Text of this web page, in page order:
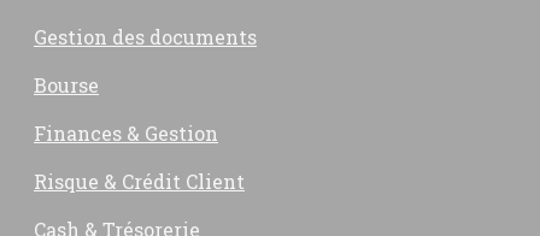
Gestion des documents
Bourse
Finances & Gestion
Risque & Crédit Client
Cash & Trésorerie